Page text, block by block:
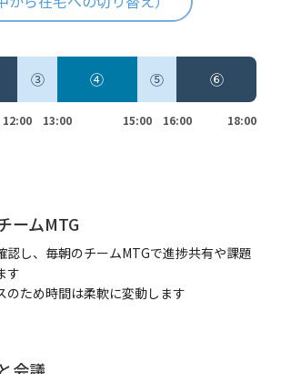
③ ④ ⑤ ⑥
12:00 13:00 15:00 16:00 18:00
ームMTG
認し、毎朝のチームMTGで進捗共有や課題
す
ため時間は柔軟に変動します